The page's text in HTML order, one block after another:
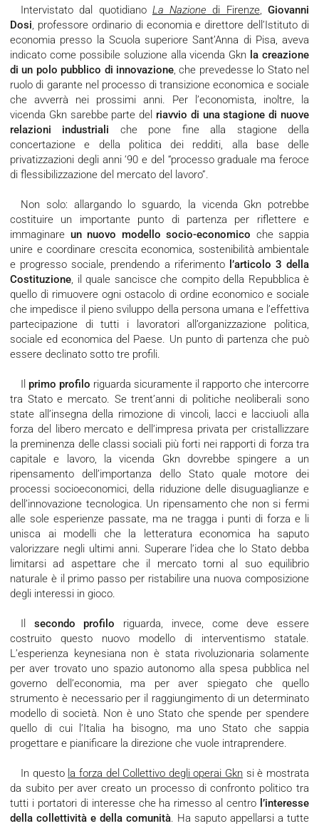
Intervistato dal quotidiano La Nazione di Firenze,Giovanni
Dosi, professore ordinario di economia e direttore dell’Istituto di
economia presso la Scuola superiore Sant’Anna di Pisa, aveva
indicato come possibile soluzione alla vicenda Gkn la creazione
di un polo pubblico di innovazione, che prevedesse lo Stato nel
ruolo di garante nel processo di transizione economica e sociale
che avverrà nei prossimi anni. Per l’economista, inoltre, la
vicenda Gkn sarebbe parte del riavvio di una stagione di nuove
relazioni industriali che pone fine alla stagione della
concertazione e della politica dei redditi, alla base delle
privatizzazioni degli anni ‘90 e del “processo graduale ma feroce
di flessibilizzazione del mercato del lavoro”.
Non solo: allargando lo sguardo, la vicenda Gkn potrebbe
costituire un importante punto di partenza per riflettere e
immaginare un nuovo modello socio-economico che sappia
unire e coordinare crescita economica, sostenibilità ambientale
e progresso sociale, prendendo a riferimento l’articolo 3 della
Costituzione, il quale sancisce che compito della Repubblica è
quello di rimuovere ogni ostacolo di ordine economico e sociale
che impedisce il pieno sviluppo della persona umana e l’effettiva
partecipazione di tutti i lavoratori all’organizzazione politica,
sociale ed economica del Paese. Un punto di partenza che può
essere declinato sotto tre profili.
primo profilo riguarda sicuramente il rapporto che intercorre
tra Stato e mercato. Se trent’anni di politiche neoliberali sono
state all’insegna della rimozione di vincoli, lacci e lacciuoli alla
forza del libero mercato e dell’impresa privata per cristallizzare
la preminenza delle classi sociali più forti nei rapporti di forza tra
capitale e lavoro, la vicenda Gkn dovrebbe spingere a un
ripensamento dell’importanza dello Stato quale motore dei
processi socioeconomici, della riduzione delle disuguaglianze e
dell’innovazione tecnologica. Un ripensamento che non si fermi
alle sole esperienze passate, ma ne tragga i punti di forza e li
unisca ai modelli che la letteratura economica ha saputo
valorizzare negli ultimi anni. Superare l’idea che lo Stato debba
limitarsi ad aspettare che il mercato torni al suo equilibrio
naturale è il primo passo per ristabilire una nuova composizione
degli interessi in gioco.
secondo profilo riguarda, invece, come deve essere
costruito questo nuovo modello di interventismo statale.
L’esperienza keynesiana non è stata rivoluzionaria solamente
per aver trovato uno spazio autonomo alla spesa pubblica nel
governo dell’economia, ma per aver spiegato che quello
strumento è necessario per il raggiungimento di un determinato
modello di società. Non è uno Stato che spende per spendere
quello di cui l’Italia ha bisogno, ma uno Stato che sappia
progettare e pianificare la direzione che vuole intraprendere.
In questo la forza del Collettivo degli operai Gkn si è mostrata
da subito per aver creato un processo di confronto politico tra
tutti i portatori di interesse che ha rimesso al centro l’interesse
della collettività e della comunità. Ha saputo appellarsi a tutte